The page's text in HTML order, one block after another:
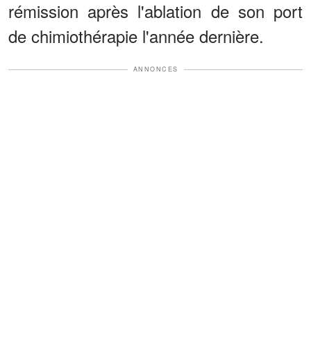
rémission après l'ablation de son port
de chimiothérapie l'année dernière.
ANNONCES